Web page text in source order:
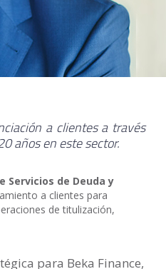
a clientes a través
años en este sector.
Servicios de Deuda y
a clientes para
de titulización,
para Beka Finance,